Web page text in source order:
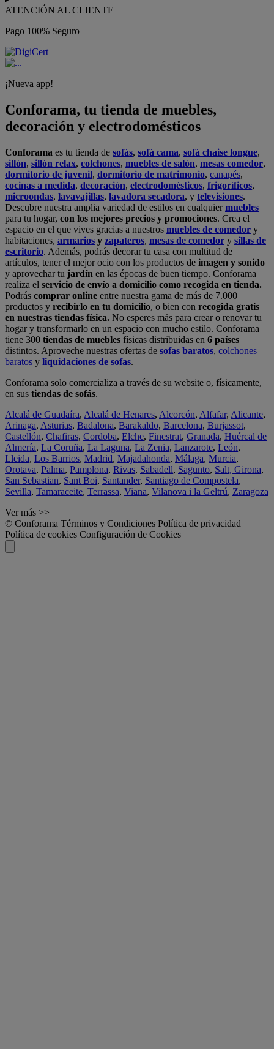
ATENCIÓN AL CLIENTE
Pago 100% Seguro
¡Nueva app!
Conforama, tu tienda de muebles,
decoración y electrodomésticos
Conforama es tu tienda de sofás, sofá cama, sofá chaise longue,
sillón, sillón relax, colchones, muebles de salón, mesas comedor,
dormitorio de juvenil, dormitorio de matrimonio, canapés,
cocinas a medida, decoración, electrodomésticos, frigoríficos,
microondas, lavavajillas, lavadora secadora, y televisiones.
Descubre nuestra amplia variedad de estilos en cualquiermuebles
para tu hogar, con los mejores precios y promociones. Crea el
espacio en el que vives gracias a nuestros muebles de comedor y
habitaciones, armarios y zapateros, mesas de comedor y sillas de
escritorio. Además, podrás decorar tu casa con multitud de
artículos, tener el mejor ocio con los productos de imagen y sonido
y aprovechar tu jardín en las épocas de buen tiempo. Conforama
realiza el servicio de envío a domicilio como recogida en tienda.
Podrás comprar online entre nuestra gama de más de 7.000
productos y recibirlo en tu domicilio, o bien con recogida gratis
en nuestras tiendas física. No esperes más para crear o renovar tu
hogar y transformarlo en un espacio con mucho estilo. Conforama
tiene 300 tiendas de muebles físicas distribuidas en 6 países
distintos. Aproveche nuestras ofertas de sofas baratos, colchones
baratos y liquidaciones de sofas.
Conforama solo comercializa a través de su website o, físicamente,
en sus tiendas de sofás.
Alcalá de Guadaíra, Alcalá de Henares, Alcorcón, Alfafar, Alicante,
Arinaga, Asturias, Badalona, Barakaldo, Barcelona, Burjassot,
Castellón, Chafiras, Cordoba, Elche, Finestrat, Granada, Huércal de
Almería, La Coruña, La Laguna, La Zenia, Lanzarote, León,
Lleida, Los Barrios, Madrid, Majadahonda, Málaga, Murcia,
Orotava, Palma, Pamplona, Rivas, Sabadell, Sagunto, Salt, Girona,
San Sebastian, Sant Boi, Santander, Santiago de Compostela,
Sevilla, Tamaraceite, Terrassa, Viana, Vilanova i la Geltrú, Zaragoza
Ver más >>
© Conforama Términos y Condiciones Política de privacidad
Política de cookies Configuración de Cookies